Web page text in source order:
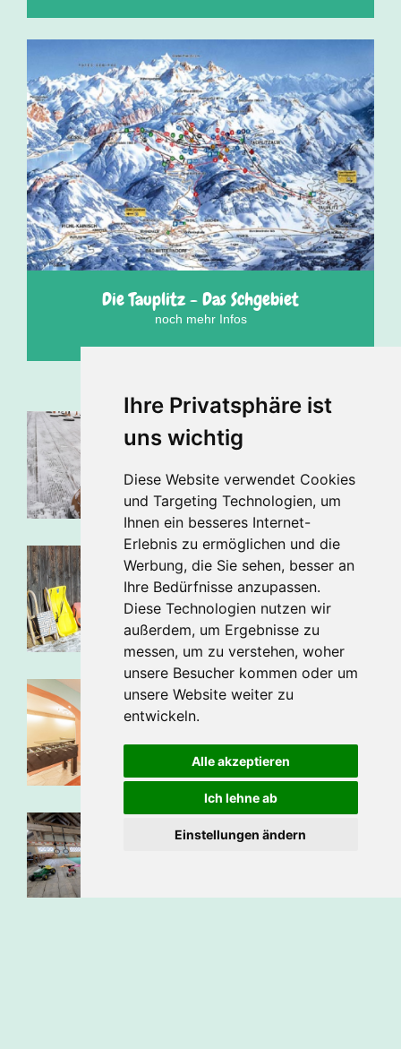
Ihre Privatsphäre ist
uns wichtig
Diese Website verwendet Cookies
und Targeting Technologien, um
Ihnen ein besseres Internet-
Erlebnis zu ermöglichen und die
Werbung, die Sie sehen, besser an
Ihre Bedürfnisse anzupassen.
Diese Technologien nutzen wir
außerdem, um Ergebnisse zu
messen, um zu verstehen, woher
unsere Besucher kommen oder um
unsere Website weiter zu
entwickeln.
Alle akzeptieren
Ich lehne ab
Einstellungen ändern
Die Tauplitz - Das Schgebiet
noch mehr Infos